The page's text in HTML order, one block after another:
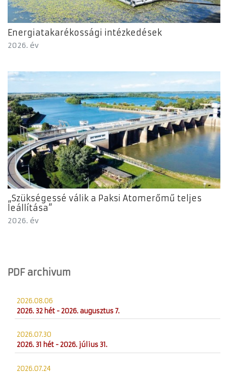
Energiatakarékossági intézkedések
2026. év
„Szükségessé válik a Paksi Atomerőmű teljes
leállítása”
2026. év
PDF archivum
2026.08.06
2026. 32 hét - 2026. augusztus 7.
2026.07.30
2026. 31 hét - 2026. július 31.
2026.07.24